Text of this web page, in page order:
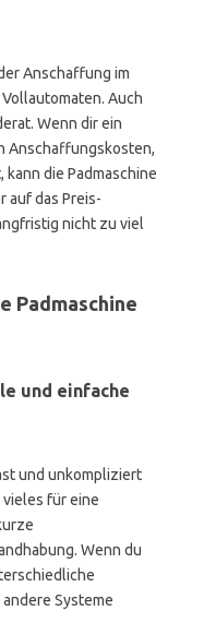
Anschaffung im
Auch
Wenn dir ein
Anschaffungskosten,
die Padmaschine
auf das Preis-
nicht zu viel
Padmaschine
und einfache
und unkompliziert
für eine
Wenn du
Systeme